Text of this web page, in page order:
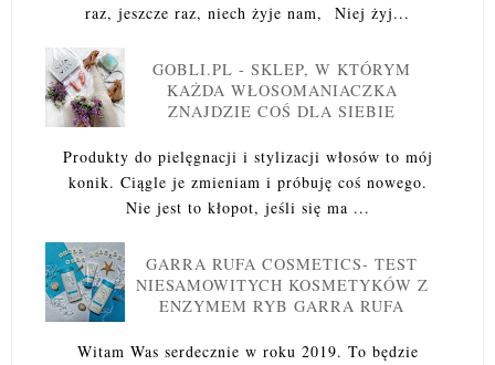
raz, jeszcze raz, niech żyje nam, Niej żyj...
GOBLI.PL - SKLEP, W KTÓRYM
KAŻDA WŁOSOMANIACZKA
ZNAJDZIE COŚ DLA SIEBIE
Produkty do pielęgnacji i stylizacji włosów to mój
konik. Ciągle je zmieniam i próbuję coś nowego.
Nie jest to kłopot, jeśli się ma ...
GARRA RUFA COSMETICS- TEST
NIESAMOWITYCH KOSMETYKÓW Z
ENZYMEM RYB GARRA RUFA
Witam Was serdecznie w roku 2019. To będzie